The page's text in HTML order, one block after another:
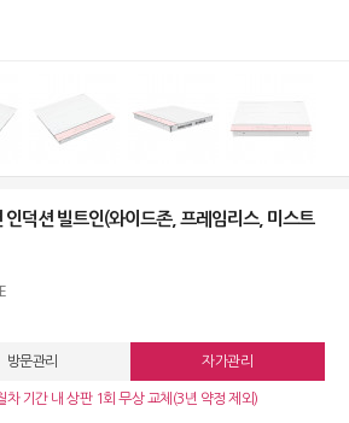
인덕션 빌트인(와이드존, 프레임리스, 미스트
방문관리 자가관리
차 기간 내 상판 1회 무상 교체(3년 약정 제외)